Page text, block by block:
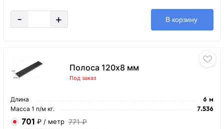
- + В корзину
Полоса 120х8 мм
Под заказ
Длина 6 м
Масса 1 п/м кг. 7.536
701 ₽ / метр 771 ₽